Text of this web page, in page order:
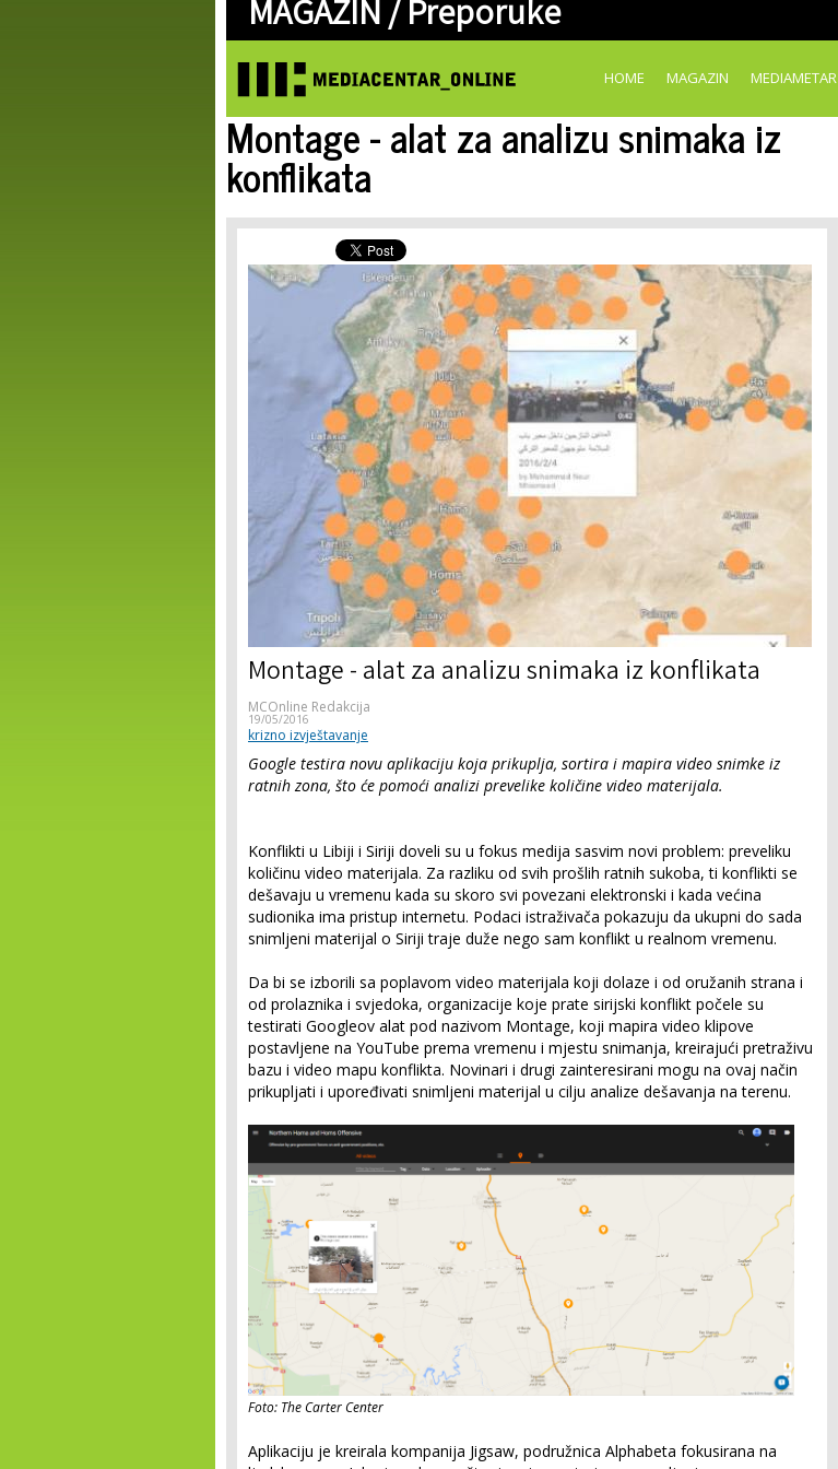
content
MAGAZIN /Preporuke
HOME MAGAZIN MEDIAMETAR
Montage - alat za analizu snimaka iz
konflikata
Montage - alat za analizu snimaka iz konflikata
MCOnline Redakcija
19/05/2016
krizno izvještavanje
Google testira novu aplikaciju koja prikuplja, sortira i mapira video snimke iz
ratnih zona, što će pomoći analizi prevelike količine video materijala.
Konflikti u Libiji i Siriji doveli su u fokus medija sasvim novi problem: preveliku
količinu video materijala. Za razliku od svih prošlih ratnih sukoba, ti konflikti se
dešavaju u vremenu kada su skoro svi povezani elektronski i kada većina
sudionika ima pristup internetu. Podaci istraživača pokazuju da ukupni do sada
snimljeni materijal o Siriji traje duže nego sam konflikt u realnom vremenu.
Da bi se izborili sa poplavom video materijala koji dolaze i od oružanih strana i
od prolaznika i svjedoka, organizacije koje prate sirijski konflikt počele su
testirati Googleov alat pod nazivom Montage, koji mapira video klipove
postavljene na YouTube prema vremenu i mjestu snimanja, kreirajući pretraživu
bazu i video mapu konflikta. Novinari i drugi zainteresirani mogu na ovaj način
prikupljati i upoređivati snimljeni materijal u cilju analize dešavanja na terenu.
Foto: The Carter Center
Aplikaciju je kreirala kompanija Jigsaw, podružnica Alphabeta fokusirana na